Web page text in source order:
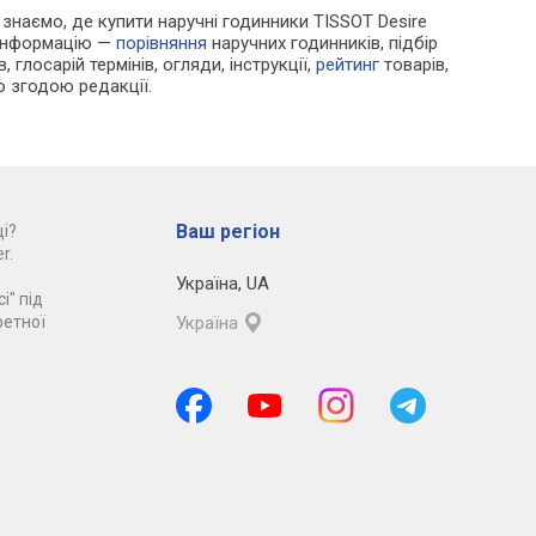
де купити наручні годинники TISSOT Desire
—порівняння наручних годинників, підбір
термінів, огляди, інструкції,рейтинг товарів,
згодою редакції.
під
Ваш регіон
Україна, UA
Україна